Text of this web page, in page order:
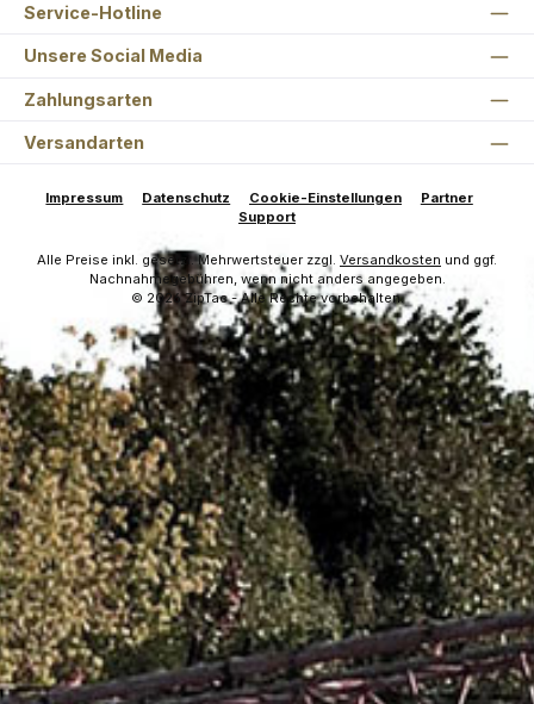
Service-Hotline
Unsere Social Media
Zahlungsarten
Versandarten
Impressum Datenschutz Cookie-Einstellungen
Partner
Support
Alle Preise inkl. gesetzl. Mehrwertsteuer zzgl. Versandkosten und ggf.
Nachnahmegebühren, wenn nicht anders angegeben.
© 2026 ZipTac - Alle Rechte vorbehalten.